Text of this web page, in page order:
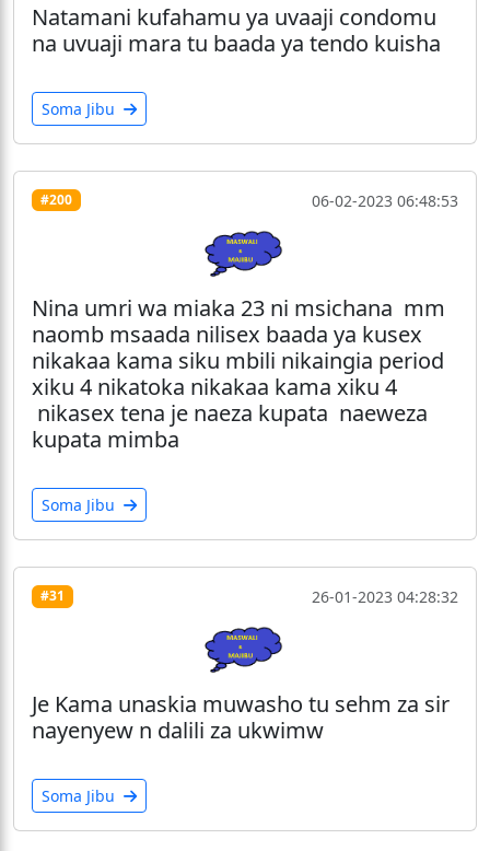
Natamani kufahamu ya uvaaji condomu
na uvuaji mara tu baada ya tendo kuisha
Soma Jibu
#200 06-02-2023 06:48:53
Nina umri wa miaka 23 ni msichana mm
naomb msaada nilisex baada ya kusex
nikakaa kama siku mbili nikaingia period
xiku 4 nikatoka nikakaa kama xiku 4
nikasex tena je naeza kupata naeweza
kupata mimba
Soma Jibu
#31 26-01-2023 04:28:32
Je Kama unaskia muwasho tu sehm za sir
nayenyew n dalili za ukwimw
Soma Jibu